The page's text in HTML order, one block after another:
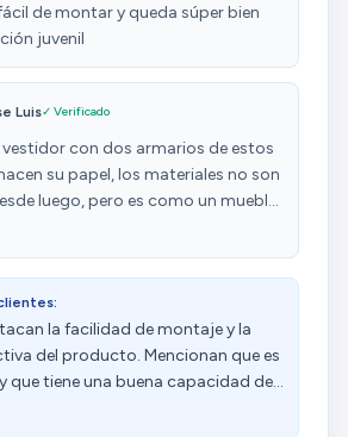
de montar y queda súper bien
juvenil
Luis✓ Verificado
con dos armarios de estos
su papel, los materiales no son
luego, pero es como un mueble
similares, por el precio que
aguantan sin problema peso y
los he montado solo y todo
precio los recomiendo
la facilidad de montaje y la
del producto. Mencionan que es
que tiene una buena capacidad de
con dos estanterías con cajones.